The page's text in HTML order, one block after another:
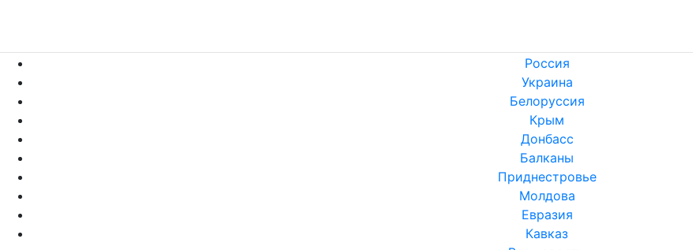
Россия
Украина
Белоруссия
Крым
Донбасс
Балканы
Приднестровье
Молдова
Евразия
Кавказ